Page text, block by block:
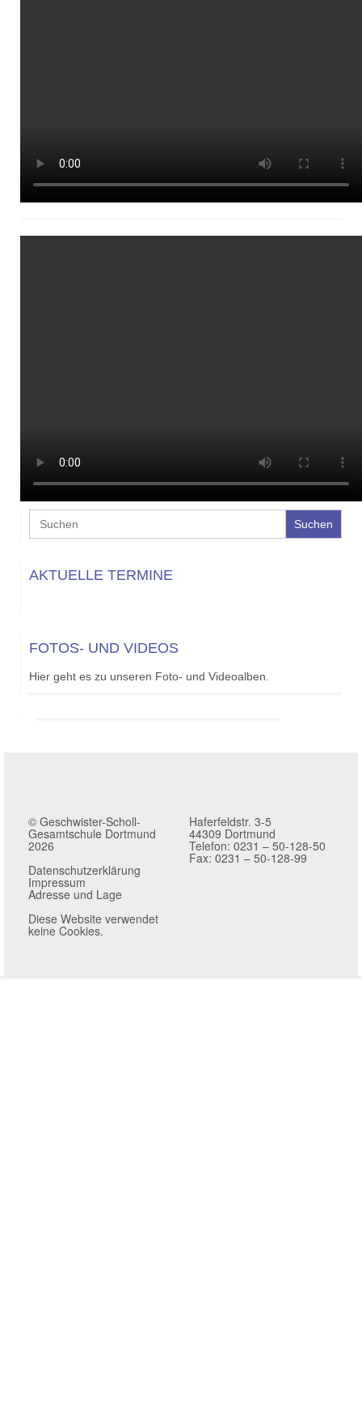
Search
for:
AKTUELLE TERMINE
FOTOS- UND VIDEOS
Hier geht es zu unseren Foto- und Videoalben.
© Geschwister-Scholl-
Gesamtschule Dortmund
2026
Datenschutzerklärung
Impressum
Adresse und Lage
Diese Website verwendet
keine Cookies.
Haferfeldstr. 3-5
44309 Dortmund
Telefon: 0231 – 50-128-50
Fax: 0231 – 50-128-99